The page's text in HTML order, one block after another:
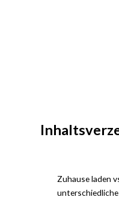
Zuhause laden